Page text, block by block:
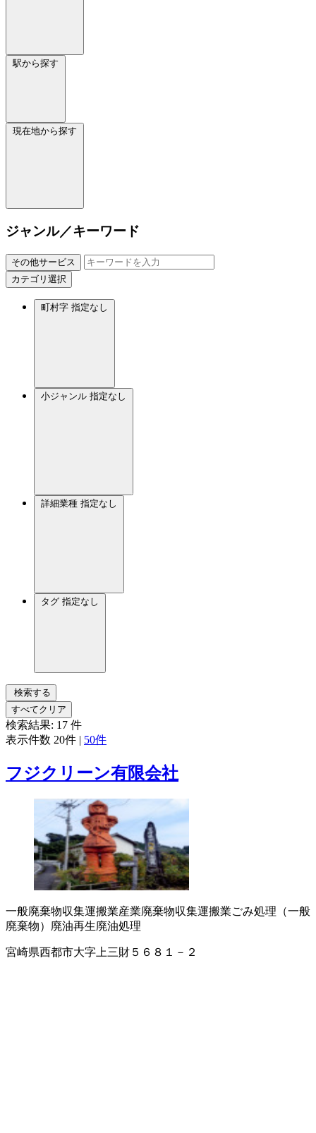
駅から探す
現在地から探す
ジャンル／キーワード
その他サービス
カテゴリ選択
町村字 指定なし
小ジャンル 指定なし
詳細業種 指定なし
タグ 指定なし
検索する
すべてクリア
検索結果: 17 件
表示件数 20件 | 50件
フジクリーン有限会社
一般廃棄物収集運搬業産業廃棄物収集運搬業ごみ処理（一般
廃棄物） 廃油再生廃油処理
宮崎県西都市大字上三財５６８１－２